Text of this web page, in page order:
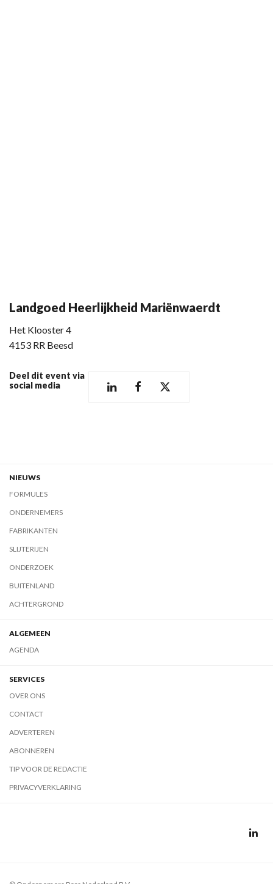
Landgoed Heerlijkheid Mariënwaerdt
Het Klooster 4
4153 RR Beesd
Deel dit event via
social media
NIEUWS
FORMULES
ONDERNEMERS
FABRIKANTEN
SLIJTERIJEN
ONDERZOEK
BUITENLAND
ACHTERGROND
ALGEMEEN
AGENDA
SERVICES
OVER ONS
CONTACT
ADVERTEREN
ABONNEREN
TIP VOOR DE REDACTIE
PRIVACYVERKLARING